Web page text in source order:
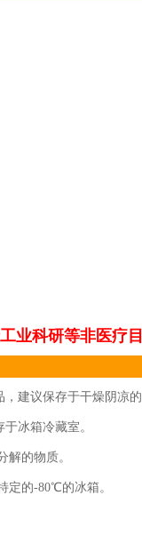
业科研等非医疗
建议保存于干燥阴凉
冰箱冷藏室。
的物质。
定的-80℃的冰箱。